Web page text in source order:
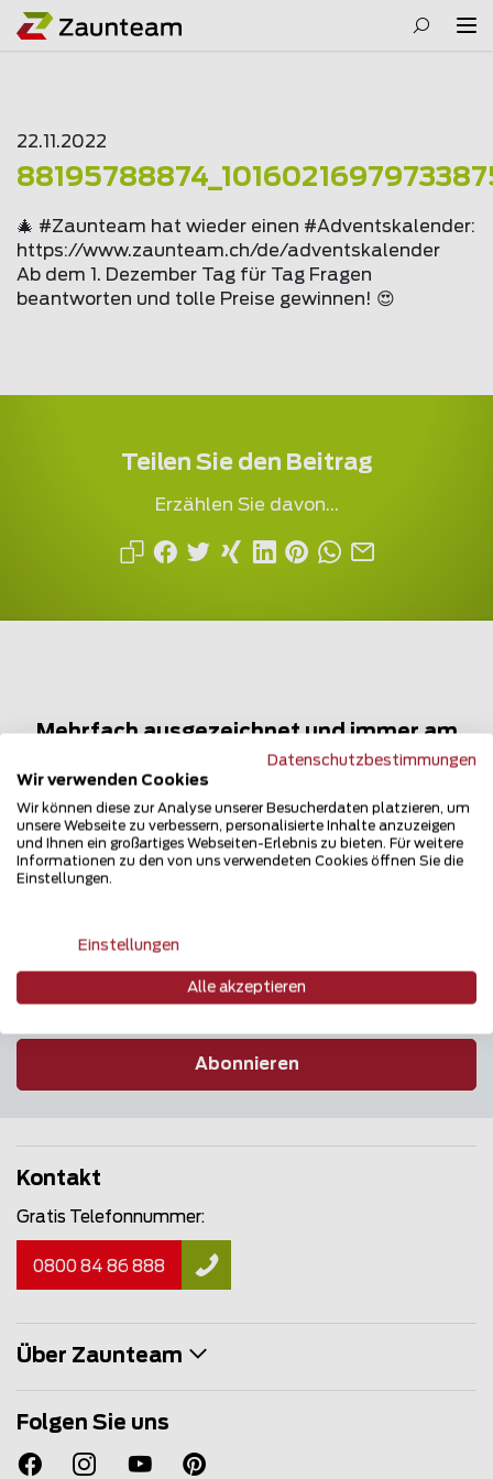
22.11.2022
🎄 #Zaunteam hat wieder einen #Adventskalender:
https://www.zaunteam.ch/de/adventskalender
Ab dem 1. Dezember Tag für Tag Fragen
beantworten und tolle Preise gewinnen! 😍
Teilen Sie den Beitrag
Erzählen Sie davon...
Mehrfach ausgezeichnet und immer am
Puls des Marktes
Abonnieren
Kontakt
Gratis Telefonnummer:
0800 84 86 888
Über Zaunteam
Folgen Sie uns
Datenschutzbestimmungen
Wir verwenden Cookies
Wir können diese zur Analyse unserer Besucherdaten platzieren, um
unsere Webseite zu verbessern, personalisierte Inhalte anzuzeigen
und Ihnen ein großartiges Webseiten-Erlebnis zu bieten. Für weitere
Informationen zu den von uns verwendeten Cookies öffnen Sie die
Einstellungen.
Einstellungen
Alle akzeptieren